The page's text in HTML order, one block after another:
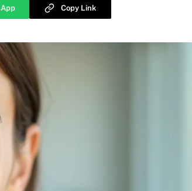
Copy Link